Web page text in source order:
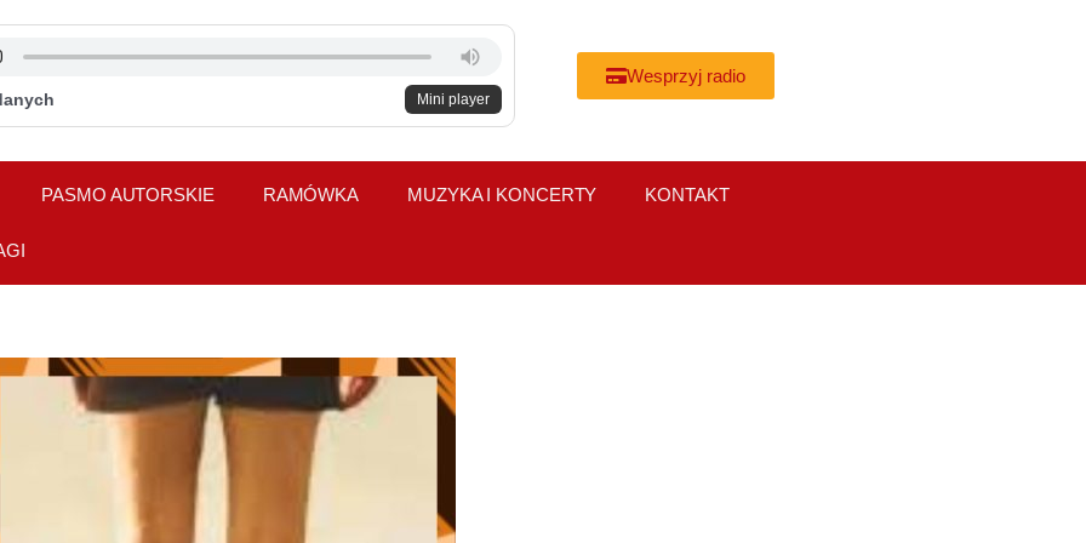
Mini player
Wesprzyj radio
PASMO AUTORSKIE RAMÓWKA MUZYKA I KONCERTY KONTAKT